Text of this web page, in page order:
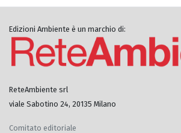
Edizioni Ambiente è un marchio di:
ReteAmbiente srl
viale Sabotino 24, 20135 Milano
Comitato editoriale